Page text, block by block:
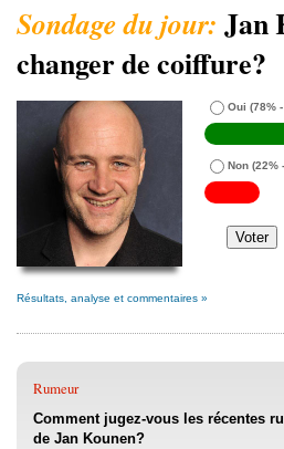
Jan
changer de coiffure?
Oui (78%
Non (22%
Résultats, analyse et commentaires »
Rumeur
Comment jugez-vous les récentes
de Jan Kounen?